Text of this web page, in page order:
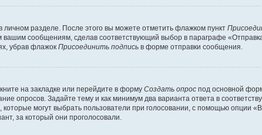
разделе. После этого вы можете отметить флажком пункт
сообщениям, сделав соответствующий выбор в параграфе
убрав флажок Присоединить подпись в форме отправки сообщения.
на закладке или перейдите в форму Создать опрос под основной
опросов. Задайте тему и как минимум два варианта ответа в
которые могут выбрать пользователи при голосовании, с помощью опции
за который они проголосовали.